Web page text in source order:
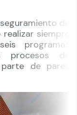
de
siempre
programas
procesos de
de pares